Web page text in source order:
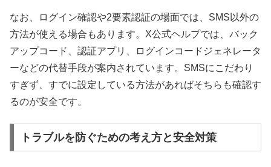
なお、ログイン確認や2要素認証の場面では、SMS以外の
方法が使える場合もあります。X公式ヘルプでは、バック
アップコード、認証アプリ、ログインコードジェネレータ
ーなどの代替手段が案内されています。SMSにこだわり
すぎず、すでに設定している方法があればそちらも確認す
るのが安全です。
トラブルを防ぐための考え方と安全対策